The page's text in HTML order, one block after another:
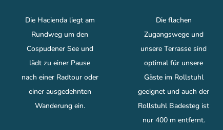
Die Hacienda liegt am
Rundweg um den
Cospudener See und
lädt zu einer Pause
nach einer Radtour oder
einer ausgedehnten
Wanderung ein.
Die flachen
Zugangswege und
unsere Terrasse sind
optimal für unsere
Gäste im Rollstuhl
geeignet und auch der
Rollstuhl Badesteg ist
nur 400 m entfernt.